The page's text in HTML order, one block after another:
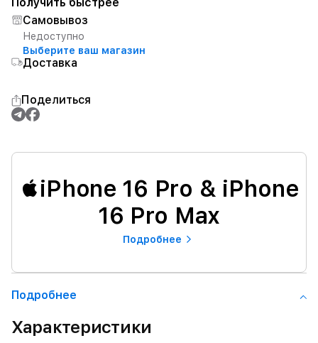
Самовывоз
Недоступно
Выберите ваш магазин
Доставка
Поделиться
iPhone 16 Pro & iPhone
16 Pro Max
Подробнее
Подробнее
Характеристики